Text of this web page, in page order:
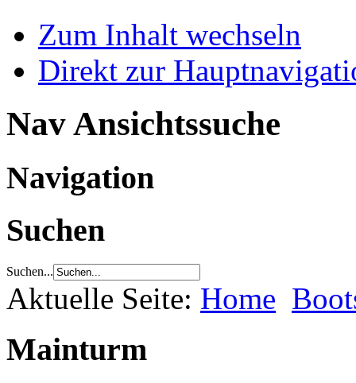
Zum Inhalt wechseln
Direkt zur
Nav Ansichtssuche
Navigation
Suchen
Suchen...
Aktuelle Seite: Home
Mainturm